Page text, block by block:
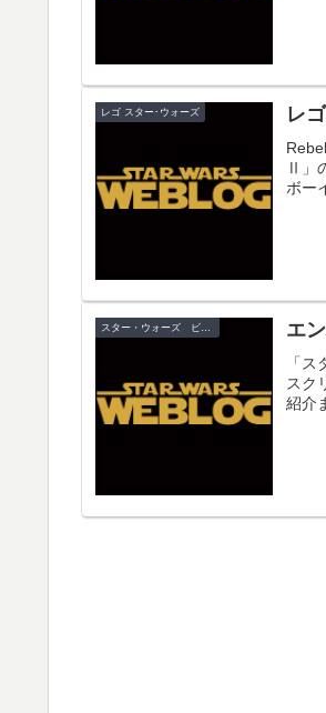
レゴ スター･ウォーズ レ
Ⅱ」
ボー
スター・ウォーズ ビデオゲーム エ
「
スク
紹介